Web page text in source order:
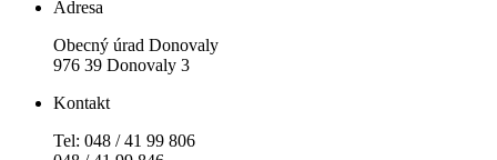
Adresa
Obecný úrad Donovaly
976 39 Donovaly 3
Kontakt
Tel: 048 / 41 99 806